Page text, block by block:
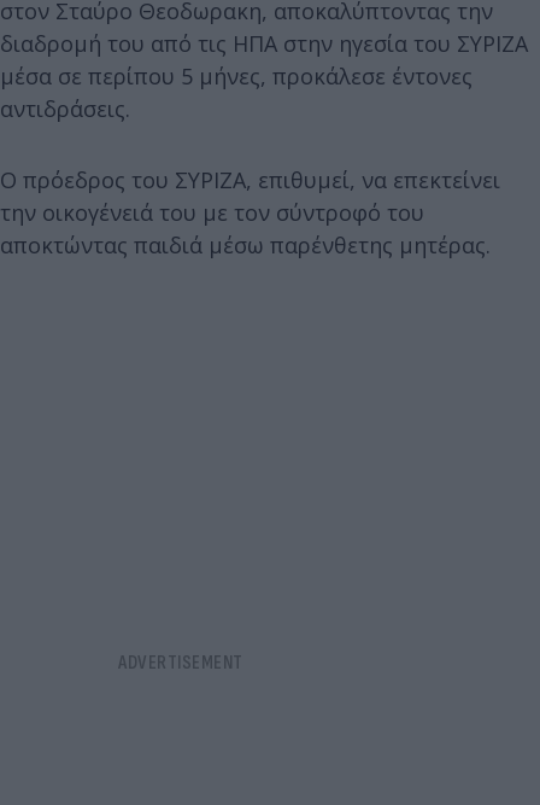
στον Σταύρο Θεοδωρακη, αποκαλύπτοντας την
διαδρομή του από τις ΗΠΑ στην ηγεσία του ΣΥΡΙΖΑ
μέσα σε περίπου 5 μήνες, προκάλεσε έντονες
αντιδράσεις.
Ο πρόεδρος του ΣΥΡΙΖΑ, επιθυμεί, να επεκτείνει
την οικογένειά του με τον σύντροφό του
αποκτώντας παιδιά μέσω παρένθετης μητέρας.